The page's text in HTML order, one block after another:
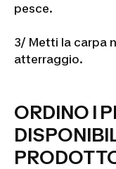
pesce.
3/ Metti la carpa
atterraggio.
ORDINO I